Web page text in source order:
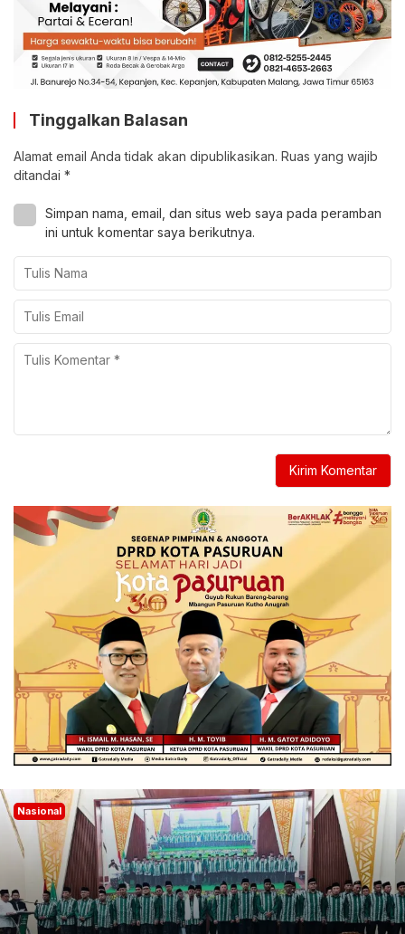
Tinggalkan Balasan
Alamat email Anda tidak akan dipublikasikan. Ruas yang wajib
ditandai *
Simpan nama, email, dan situs web saya pada peramban
ini untuk komentar saya berikutnya.
Nasional